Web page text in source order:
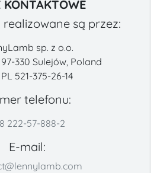
KONTAKTOWE
są przez:
sp. z o.o.
97-330 Sulejów, Poland
521-375-26-14
telefonu:
222-57-888-2
E-mail: